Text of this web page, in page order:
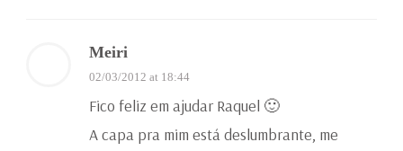
Meiri
02/03/2012 at 18:44
Fico feliz em ajudar Raquel 🙂
A capa pra mim está deslumbrante, me